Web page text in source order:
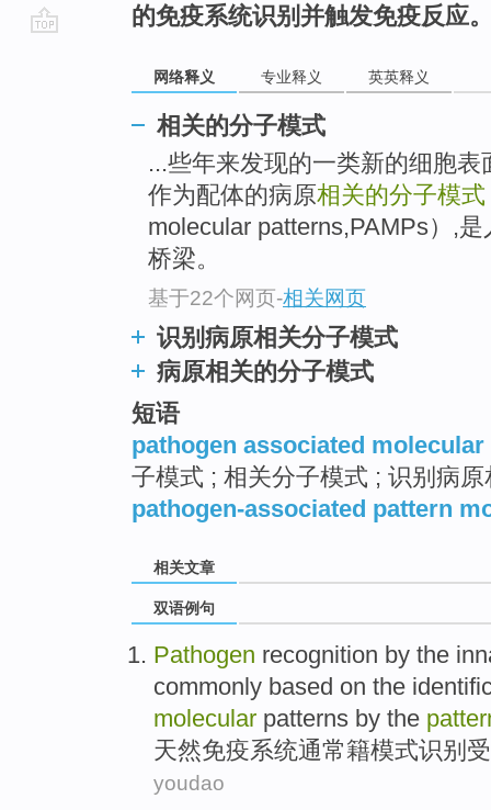
的免疫系统识别并触发免疫反应
网络释义 专业释义 英英释义
相关的分子模式
...些年来发现的一类新的细胞
作为配体的病原相关的分子模式
molecular patterns,PAMPs）,
桥梁。
基于22个网页-相关网页
识别病原相关分子模式
病原相关的分子模式
短语
pathogen associated
子模式 ; 相关分子模式 ; 识别病
pathogen-associated pattern
相关文章
双语例句
Pathogen recognition by the
commonly based on the
molecular patterns by the
天然免疫系统通常籍模式识别
youdao